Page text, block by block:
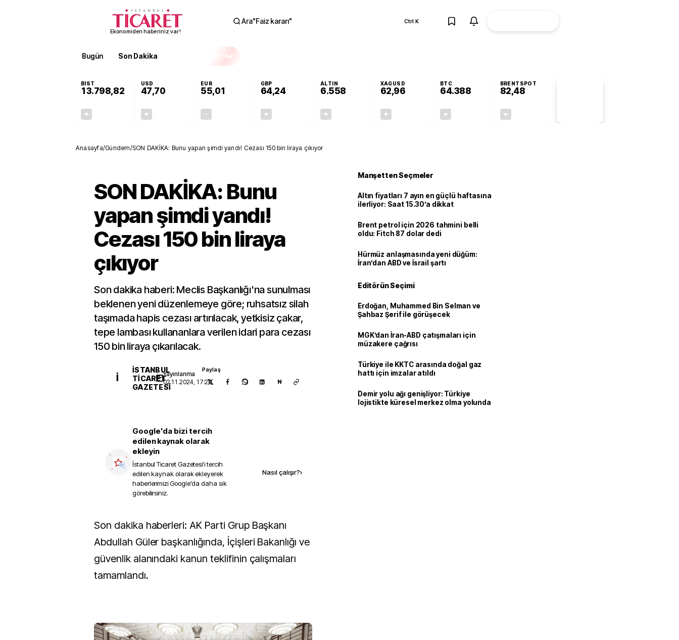
Ekonomiden haberiniz var!
Ara"Faiz kararı" Ctrl K
Bugün Son Dakika EKSTRA
BIST
13.798,82
USD
47,70
EUR
55,01
GBP
64,24
ALTIN
6.558
XAGUSD
62,96
BTC
64.388
BRENTSPOT
82,48
Anasayfa/Gündem/SON DAKİKA: Bunu yapan şimdi yandı! Cezası 150 bin liraya çıkıyor
SON DAKİKA: Bunu
yapan şimdi yandı!
Cezası 150 bin liraya
çıkıyor
Son dakika haberi: Meclis Başkanlığı'na sunulması
beklenen yeni düzenlemeye göre; ruhsatsız silah
taşımada hapis cezası artırılacak, yetkisiz çakar,
tepe lambası kullananlara verilen idari para cezası
150 bin liraya çıkarılacak.
İ
İSTANBUL
TICARET
GAZETESI
Yayınlanma
02.11.2024, 17:20
Paylaş
N
Google'da bizi tercih
edilen kaynak olarak
ekleyin
İstanbul Ticaret Gazetesi'i tercih
edilen kaynak olarak ekleyerek
haberlerimizi Google'da daha sık
görebilirsiniz.
Nasıl çalışır?›
Son dakika haberleri: AK Parti Grup Başkanı
Abdullah Güler başkanlığında, İçişleri Bakanlığı ve
güvenlik alanındaki kanun teklifinin çalışmaları
tamamlandı.
Manşetten Seçmeler
Altın fiyatları 7 ayın en güçlü haftasına
ilerliyor: Saat 15.30’a dikkat
Brent petrol için 2026 tahmini belli
oldu: Fitch 87 dolar dedi
Hürmüz anlaşmasında yeni düğüm:
İran’dan ABD ve İsrail şartı
Editörün Seçimi
Erdoğan, Muhammed Bin Selman ve
Şahbaz Şerif ile görüşecek
MGK’dan İran-ABD çatışmaları için
müzakere çağrısı
Türkiye ile KKTC arasında doğal gaz
hattı için imzalar atıldı
Demir yolu ağı genişliyor: Türkiye
lojistikte küresel merkez olma yolunda